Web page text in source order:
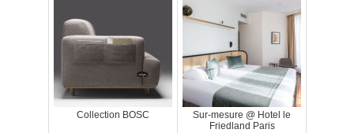
Collection BOSC
Sur-mesure @ Hotel le
Friedland Paris